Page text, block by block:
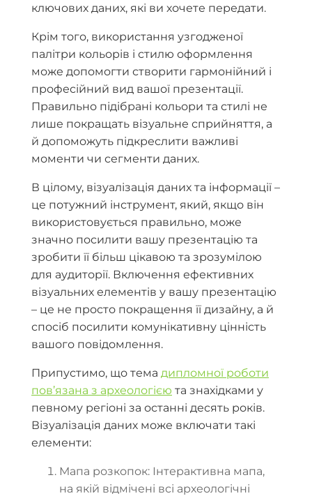
ключових даних, які ви хочете передати.
Крім того, використання узгодженої
палітри кольорів і стилю оформлення
може допомогти створити гармонійний і
професійний вид вашої презентації.
Правильно підібрані кольори та стилі не
лише покращать візуальне сприйняття, а
й допоможуть підкреслити важливі
моменти чи сегменти даних.
В цілому, візуалізація даних та інформації –
це потужний інструмент, який, якщо він
використовується правильно, може
значно посилити вашу презентацію та
зробити її більш цікавою та зрозумілою
для аудиторії. Включення ефективних
візуальних елементів у вашу презентацію
– це не просто покращення її дизайну, а й
спосіб посилити комунікативну цінність
вашого повідомлення.
Припустимо, що тема дипломної роботи
пов’язана з археологією та знахідками у
певному регіоні за останні десять років.
Візуалізація даних може включати такі
елементи:
Мапа розкопок: Інтерактивна мапа,
на якій відмічені всі археологічні